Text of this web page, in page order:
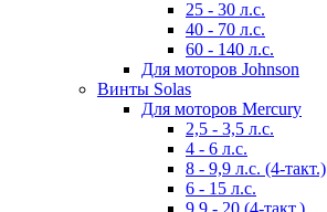
25 - 30 л.с.
40 - 70 л.с.
60 - 140 л.с.
Для моторов Johnson
Винты Solas
Для моторов Mercury
2,5 - 3,5 л.с.
4 - 6 л.с.
8 - 9,9 л.с. (4-такт.)
6 - 15 л.с.
9,9 - 20 (4-такт.)